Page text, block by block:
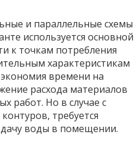
и параллельные схемы
используется основной
к точкам потребления
характеристикам
времени на
расхода материалов
работ. Но в случае с
требуется
воды в помещении.